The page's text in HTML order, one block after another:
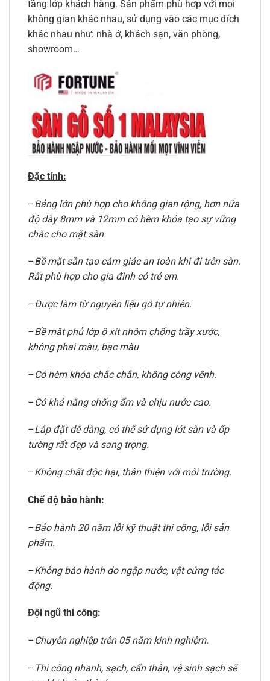
tầng lớp khách hàng. Sản phẩm phù hợp với mọi
không gian khác nhau, sử dụng vào các mục đích
khác nhau như: nhà ở, khách sạn, văn phòng,
showroom…
Đặc tính:
–Bảng lớn phù hợp cho không gian rộng, hơn nữa
độ dày 8mm và 12mm có hèm khóa tạo sự vững
chắc cho mặt sàn.
–Bề mặt sần tạo cảm giác an toàn khi đi trên sàn.
Rất phù hợp cho gia đình có trẻ em.
–Được làm từ nguyên liệu gỗ tự nhiên.
–Bề mặt phủ lớp ô xít nhôm chống trầy xước,
không phai màu, bạc màu
– Có hèm khóa chắc chắn, không công vênh.
– Có khả năng chống ẩm và chịu nước cao.
–Lắp đặt dễ dàng, có thể sử dụng lót sàn và ốp
tường rất đẹp và sang trọng.
–Không chất độc hại, thân thiện với môi trường.
Chế độ bảo hành:
–Bảo hành 20 năm lỗi kỹ thuật thi công, lỗi sản
phẩm.
–Không bảo hành do ngập nước, vật cứng tác
động.
Đội ngũ thi công:
– Chuyên nghiệp trên 05 năm kinh nghiệm.
– Thi công nhanh, sạch, cẩn thận, vệ sinh sạch sẽ